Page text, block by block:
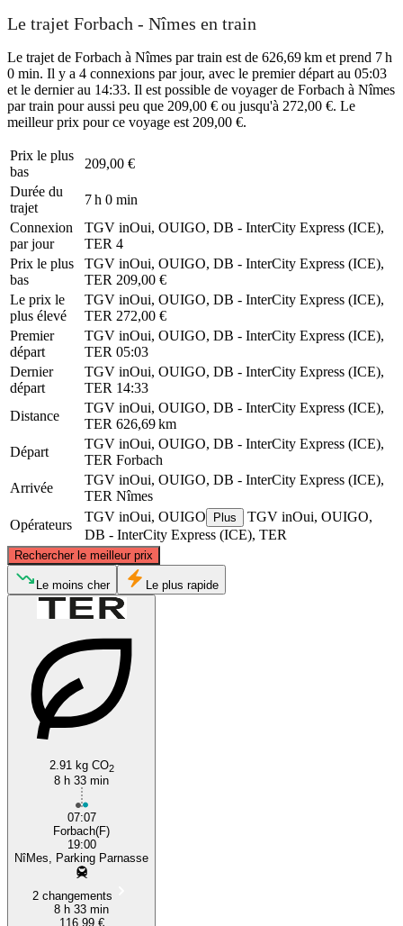
Le trajet Forbach - Nîmes en train
Le trajet de Forbach à Nîmes par train est de 626,69 km et prend 7 h
0 min. Il y a 4 connexions par jour, avec le premier départ au 05:03
et le dernier au 14:33. Il est possible de voyager de Forbach à Nîmes
par train pour aussi peu que 209,00 € ou jusqu'à 272,00 €. Le
meilleur prix pour ce voyage est 209,00 €.
Prix ​​le plus
bas
209,00 €
Durée du
trajet
7 h 0 min
Connexion
par jour
TGV inOui, OUIGO, DB - InterCity Express (ICE),
TER 4
Prix ​​le plus
bas
TGV inOui, OUIGO, DB - InterCity Express (ICE),
TER 209,00 €
Le prix le
plus élevé
TGV inOui, OUIGO, DB - InterCity Express (ICE),
TER 272,00 €
Premier
départ
TGV inOui, OUIGO, DB - InterCity Express (ICE),
TER 05:03
Dernier
départ
TGV inOui, OUIGO, DB - InterCity Express (ICE),
TER 14:33
Distance
TGV inOui, OUIGO, DB - InterCity Express (ICE),
TER 626,69 km
Départ
TGV inOui, OUIGO, DB - InterCity Express (ICE),
TER Forbach
Arrivée
TGV inOui, OUIGO, DB - InterCity Express (ICE),
TER Nîmes
Opérateurs
TGV inOui, OUIGO Plus
TGV inOui, OUIGO,
DB - InterCity Express (ICE), TER
Rechercher le meilleur prix
©CARTO, © OpenStreetMap
Le moins cher Le plus rapide
2.91 kg CO2
8 h 33 min
07:07
Forbach(F)
19:00
NîMes, Parking Parnasse
2 changements
8 h 33 min
116,99 €